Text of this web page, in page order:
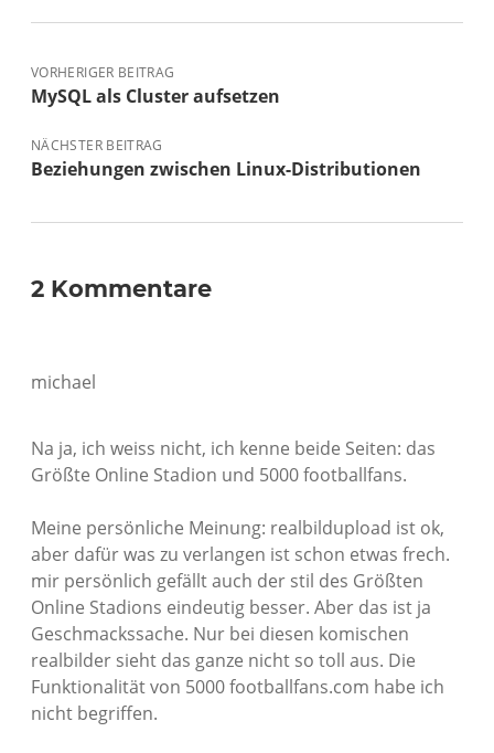
VORHERIGER BEITRAG
MySQL als Cluster aufsetzen
NÄCHSTER BEITRAG
Beziehungen zwischen Linux-Distributionen
2 Kommentare
michael
Na ja, ich weiss nicht, ich kenne beide Seiten: das
Größte Online Stadion und 5000 footballfans.
Meine persönliche Meinung: realbildupload ist ok,
aber dafür was zu verlangen ist schon etwas frech.
mir persönlich gefällt auch der stil des Größten
Online Stadions eindeutig besser. Aber das ist ja
Geschmackssache. Nur bei diesen komischen
realbilder sieht das ganze nicht so toll aus. Die
Funktionalität von 5000 footballfans.com habe ich
nicht begriffen.